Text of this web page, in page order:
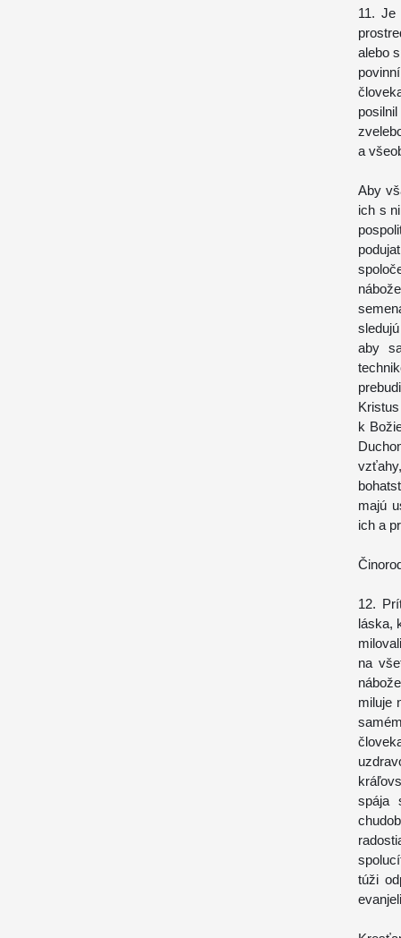
11. Je
alebo
a
Aby
ich s
aby
k
majú
ich a
12.
láska,
na
miluje
spája
túži